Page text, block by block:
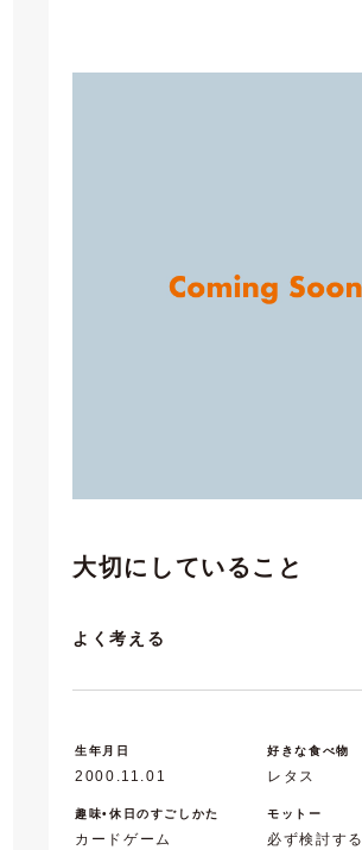
大切にしていること
よく考える
生年月日 好きな食べ物
2000.11.01 レタス
趣味•休日のすごしかた モットー
カードゲーム 必ず検討する